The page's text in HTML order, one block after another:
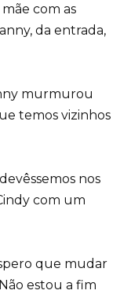
com as
da entrada,
murmurou
temos vizinhos
nos
com um
que mudar
estou a fim